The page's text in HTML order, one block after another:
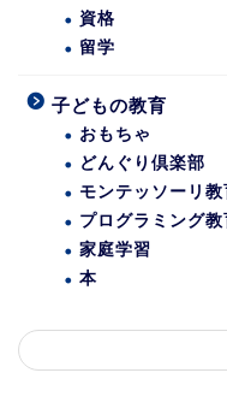
資格
留学
子どもの教育
おもちゃ
どんぐり倶楽部
モンテッソーリ教
プログラミング教
家庭学習
本